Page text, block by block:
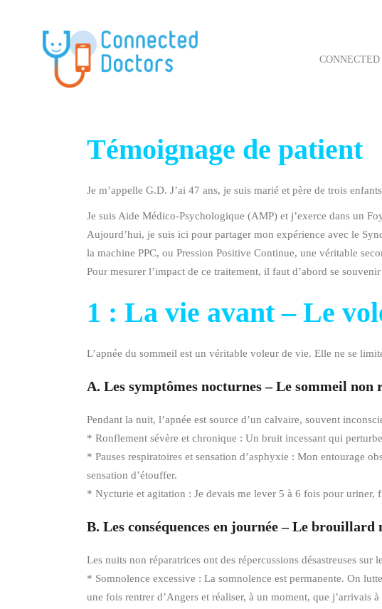
CONNECTED
Témoignage de patient
Je m’appelle G.D. J’ai 47 ans, je suis marié et père de trois
Je suis Aide Médico-Psychologique (AMP) et j’exerce dans un
Aujourd’hui, je suis ici pour partager mon expérience avec le
la machine PPC, ou Pression Positive Continue, une véritable
Pour mesurer l’impact de ce traitement, il faut d’abord se
1 : La vie avant – Le
L’apnée du sommeil est un véritable voleur de vie. Elle ne se
A. Les symptômes nocturnes – Le sommeil non
Pendant la nuit, l’apnée est source d’un calvaire, souvent
* Ronflement sévère et chronique : Un bruit incessant qui
* Pauses respiratoires et sensation d’asphyxie : Mon entourage
sensation d’étouffer.
* Nycturie et agitation : Je devais me lever 5 à 6 fois pour uriner,
B. Les conséquences en journée – Le brouillard
Les nuits non réparatrices ont des répercussions désastreuses sur
* Somnolence excessive : La somnolence est permanente. On
une fois rentrer d’Angers et réaliser, à un moment, que j’arrivais